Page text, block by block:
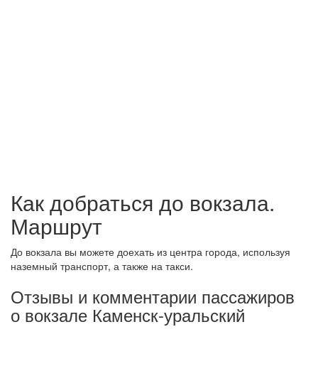
Как добраться до вокзала.
Маршрут
До вокзала вы можете доехать из центра города, используя
наземный транспорт, а также на такси.
Отзывы и комментарии пассажиров
о вокзале Каменск-уральский